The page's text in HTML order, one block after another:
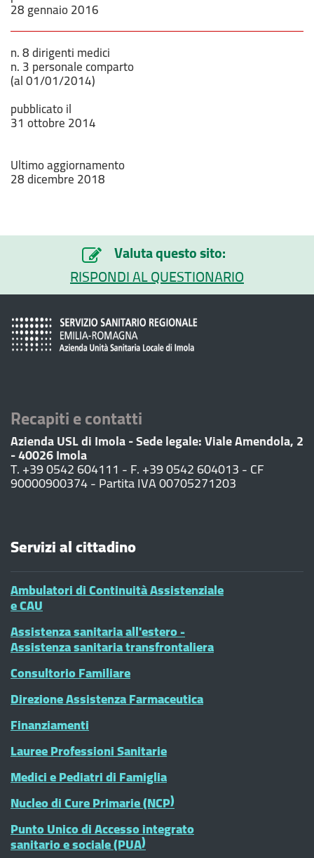
28 gennaio 2016
n. 8 dirigenti medici
n. 3 personale comparto
(al 01/01/2014)
pubblicato il
31 ottobre 2014
Ultimo aggiornamento
28 dicembre 2018
Valuta questo sito:
RISPONDI AL QUESTIONARIO
Recapiti e contatti
Azienda USL di Imola - Sede legale: Viale Amendola, 2
- 40026 Imola
T. +39 0542 604111 - F. +39 0542 604013 - CF
90000900374 - Partita IVA 00705271203
Servizi al cittadino
Ambulatori di Continuità Assistenziale
e CAU
Assistenza sanitaria all'estero -
Assistenza sanitaria transfrontaliera
Consultorio Familiare
Direzione Assistenza Farmaceutica
Finanziamenti
Lauree Professioni Sanitarie
Medici e Pediatri di Famiglia
Nucleo di Cure Primarie (NCP)
Punto Unico di Accesso integrato
sanitario e sociale (PUA)